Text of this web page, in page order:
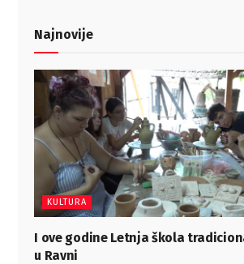
Najnovije
KULTURA
I ove godine Letnja škola
u Ravni